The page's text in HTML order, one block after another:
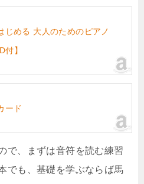
じめる 大人のためのピアノ
】
ード
で、まずは音符を読む練習
でも、基礎を学ぶならば馬